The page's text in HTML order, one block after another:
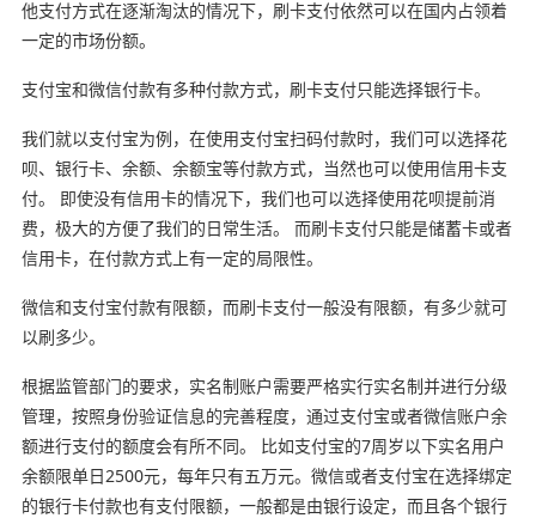
他支付方式在逐渐淘汰的情况下，刷卡支付依然可以在国内占领着
一定的市场份额。
支付宝和微信付款有多种付款方式，刷卡支付只能选择银行卡。
我们就以支付宝为例，在使用支付宝扫码付款时，我们可以选择花
呗、银行卡、余额、余额宝等付款方式，当然也可以使用信用卡支
付。 即使没有信用卡的情况下，我们也可以选择使用花呗提前消
费，极大的方便了我们的日常生活。 而刷卡支付只能是储蓄卡或者
信用卡，在付款方式上有一定的局限性。
微信和支付宝付款有限额，而刷卡支付一般没有限额，有多少就可
以刷多少。
根据监管部门的要求，实名制账户需要严格实行实名制并进行分级
管理，按照身份验证信息的完善程度，通过支付宝或者微信账户余
额进行支付的额度会有所不同。 比如支付宝的7周岁以下实名用户
余额限单日2500元，每年只有五万元。微信或者支付宝在选择绑定
的银行卡付款也有支付限额，一般都是由银行设定，而且各个银行